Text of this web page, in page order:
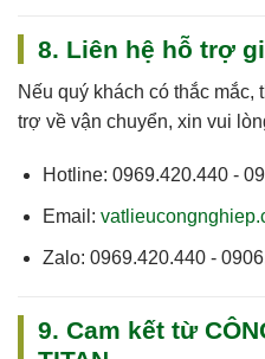
8. Liên hệ hỗ trợ
Nếu quý khách có thắc
trợ về vận chuyển, xin vui
Hotline: 0969.420.440 -
Email:
Zalo: 0969.420.440 -
9. Cam kết từ